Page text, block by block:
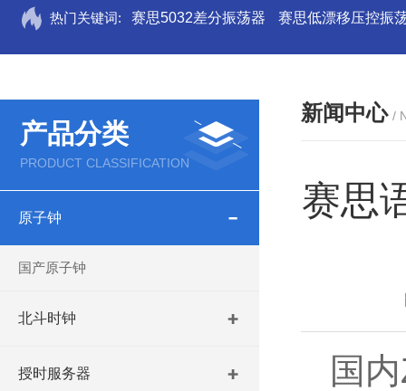
热门关键词: 赛思5032差分振荡器 赛思低漂移压控振
产品分类
PRODUCT CLASSIFICATION
原子钟
国产原子钟
北斗时钟
授时服务器
新闻中心 /
赛思
国